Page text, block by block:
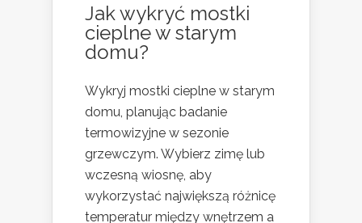
Jak wykryć mostki
cieplne w starym
domu?
Wykryj mostki cieplne w starym
domu, planując badanie
termowizyjne w sezonie
grzewczym. Wybierz zimę lub
wczesną wiosnę, aby
wykorzystać największą różnicę
temperatur między wnętrzem a